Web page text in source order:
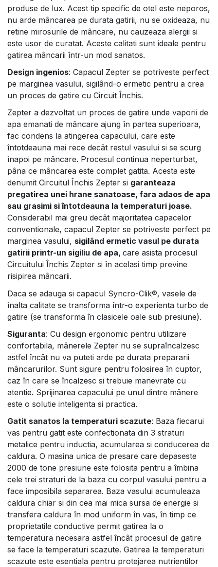
produse de lux. Acest tip specific de otel este neporos,
nu arde mâncarea pe durata gatirii, nu se oxideaza, nu
retine mirosurile de mâncare, nu cauzeaza alergii si
este usor de curatat. Aceste calitati sunt ideale pentru
gatirea mâncarii într-un mod sanatos.
Design ingenios: Capacul Zepter se potriveste perfect
pe marginea vasului, sigilând-o ermetic pentru a crea
un proces de gatire cu Circuit Închis.
Zepter a dezvoltat un proces de gatire unde vaporii de
apa emanati de mâncare ajung în partea superioara,
fac condens la atingerea capacului, care este
întotdeauna mai rece decât restul vasului si se scurg
înapoi pe mâncare. Procesul continua neperturbat,
pâna ce mâncarea este complet gatita. Acesta este
denumit Circuitul Închis Zepter si garanteaza
pregatirea unei hrane sanatoase, fara adaos de apa
sau grasimi si întotdeauna la temperaturi joase.
Considerabil mai greu decât majoritatea capacelor
conventionale, capacul Zepter se potriveste perfect pe
marginea vasului, sigilând ermetic vasul pe durata
gatirii printr-un sigiliu de apa, care asista procesul
Circuitului Închis Zepter si în acelasi timp previne
risipirea mâncarii.
Daca se adauga si capacul Syncro-Clik®, vasele de
înalta calitate se transforma într-o experienta turbo de
gatire (se transforma în clasicele oale sub presiune).
Siguranta: Cu design ergonomic pentru utilizare
confortabila, mânerele Zepter nu se supraîncalzesc
astfel încât nu va puteti arde pe durata prepararii
mâncarurilor. Sunt sigure pentru folosirea în cuptor,
caz în care se încalzesc si trebuie manevrate cu
atentie. Sprijinarea capacului pe unul dintre mânere
este o solutie inteligenta si practica.
Gatit sanatos la temperaturi scazute: Baza fiecarui
vas pentru gatit este confectionata din 3 straturi
metalice pentru inductia, acumularea si conducerea de
caldura. O masina unica de presare care depaseste
2000 de tone presiune este folosita pentru a îmbina
cele trei straturi de la baza cu corpul vasului pentru a
face imposibila separarea. Baza vasului acumuleaza
caldura chiar si din cea mai mica sursa de energie si
transfera caldura în mod uniform în vas, în timp ce
proprietatile conductive permit gatirea la o
temperatura necesara astfel încât procesul de gatire
se face la temperaturi scazute. Gatirea la temperaturi
scazute este esentiala pentru protejarea nutrientilor